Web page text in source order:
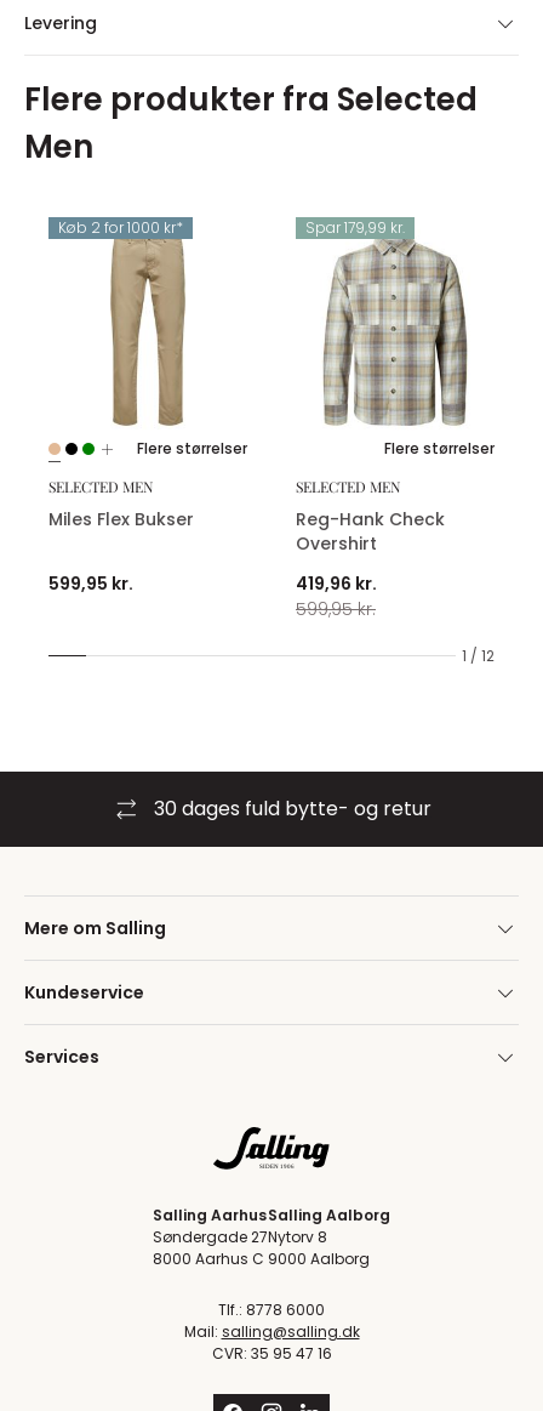
Levering
Flere produkter fra Selected
Men
1 / 12
Køb 2 for 1000 kr*
Flere størrelser
SELECTED MEN
Miles Flex Bukser
599,95 kr.
Spar 179,99 kr.
Flere størrelser
SELECTED MEN
Reg-Hank Check
Overshirt
419,96 kr.
599,95 kr.
30 dages fuld bytte- og retur
Mere om Salling
Kundeservice
Services
Salling Aarhus
Søndergade 27
8000 Aarhus C
Salling Aalborg
Nytorv 8
9000 Aalborg
Tlf.: 8778 6000
Mail: salling@salling.dk
CVR: 35 95 47 16